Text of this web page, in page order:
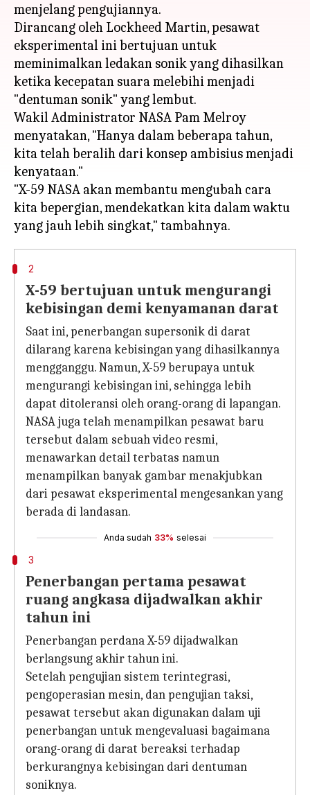
menjelang pengujiannya.
Dirancang oleh Lockheed Martin, pesawat
eksperimental ini bertujuan untuk
meminimalkan ledakan sonik yang dihasilkan
ketika kecepatan suara melebihi menjadi
"dentuman sonik" yang lembut.
Wakil Administrator NASA Pam Melroy
menyatakan, "Hanya dalam beberapa tahun,
kita telah beralih dari konsep ambisius menjadi
kenyataan."
"X-59 NASA akan membantu mengubah cara
kita bepergian, mendekatkan kita dalam waktu
2
X-59 bertujuan untuk mengurangi
kebisingan demi kenyamanan darat
Saat ini, penerbangan supersonik di darat
dilarang karena kebisingan yang dihasilkannya
mengganggu. Namun, X-59 berupaya untuk
mengurangi kebisingan ini, sehingga lebih
dapat ditoleransi oleh orang-orang di lapangan.
NASA juga telah menampilkan pesawat baru
tersebut dalam sebuah video resmi,
menawarkan detail terbatas namun
menampilkan banyak gambar menakjubkan
dari pesawat eksperimental mengesankan yang
berada di landasan.
Anda sudah 33% selesai
3
Penerbangan pertama pesawat
ruang angkasa dijadwalkan akhir
tahun ini
Penerbangan perdana X-59 dijadwalkan
berlangsung akhir tahun ini.
Setelah pengujian sistem terintegrasi,
pengoperasian mesin, dan pengujian taksi,
pesawat tersebut akan digunakan dalam uji
penerbangan untuk mengevaluasi bagaimana
orang-orang di darat bereaksi terhadap
berkurangnya kebisingan dari dentuman
soniknya.